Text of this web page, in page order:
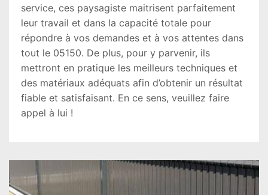
service, ces paysagiste maitrisent parfaitement
leur travail et dans la capacité totale pour
répondre à vos demandes et à vos attentes dans
tout le 05150. De plus, pour y parvenir, ils
mettront en pratique les meilleurs techniques et
des matériaux adéquats afin d’obtenir un résultat
fiable et satisfaisant. En ce sens, veuillez faire
appel à lui !